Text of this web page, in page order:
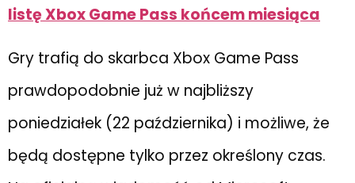
listę Xbox Game Pass końcem miesiąca
Gry trafią do skarbca Xbox Game Pass
prawdopodobnie już w najbliższy
poniedziałek (22 października) i możliwe, że
będą dostępne tylko przez określony czas.